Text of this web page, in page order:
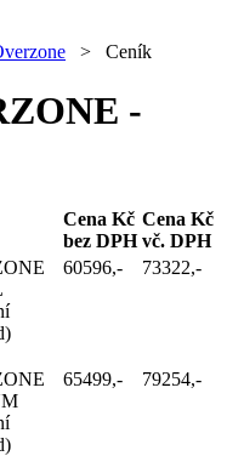
> Ceník
-
Cena Kč
bez DPH
Cena Kč
vč. DPH
60596,- 73322,-
65499,- 79254,-